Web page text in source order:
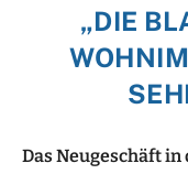
„DIE
Das Neugeschäft